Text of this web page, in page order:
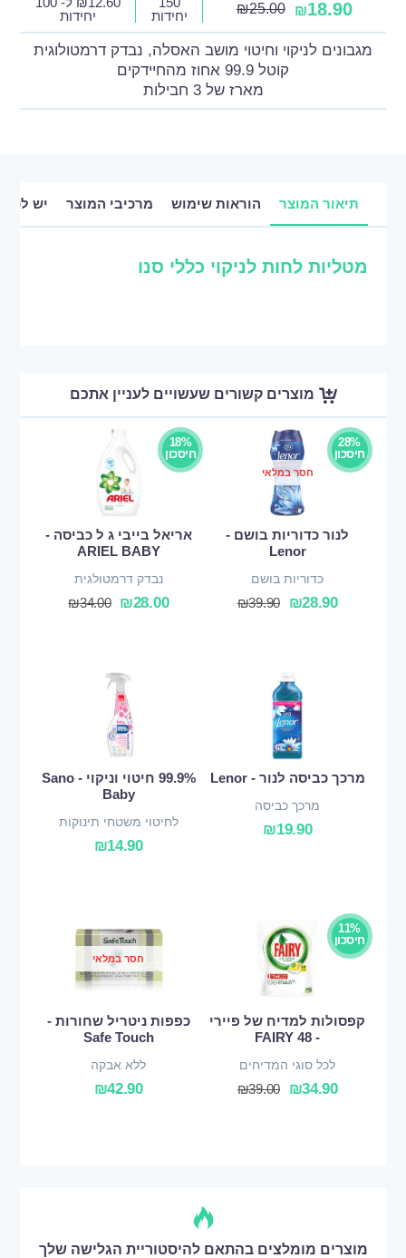
₪18.90
₪25.00
יחידות
יחידות
מגבונים לניקוי וחיטוי מושב האסלה, נבדק דרמטולוגית
קוטל 99.9 אחוז מהחיידקים
מארז של 3 חבילות
תיאור המוצר הוראות שימוש מרכיבי המוצר יש
מטליות לחות לניקוי כללי סנו
מוצרים קשורים שעשויים לעניין אתכם
28%
חיסכון
חסר במלאי
לנור כדוריות בושם -
Lenor
כדוריות בושם
₪28.90
₪39.90
18%
חיסכון
אריאל בייבי ג ל כביסה -
ARIEL BABY
נבדק דרמטולגית
₪28.00
₪34.00
מרכך כביסה לנור - Lenor
מרכך כביסה
₪19.90
99.9% חיטוי וניקוי - Sano
Baby
לחיטוי משטחי תינוקות
₪14.90
11%
חיסכון
קפסולות למדיח של פיירי
- FAIRY 48
לכל סוגי המדיחים
₪34.90
₪39.00
חסר במלאי
כפפות ניטריל שחורות -
Safe Touch
ללא אבקה
₪42.90
מוצרים מומלצים בהתאם להיסטוריית הגלישה שלך